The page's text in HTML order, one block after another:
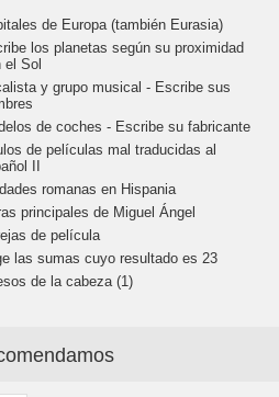
de Europa (también Eurasia)
los planetas según su proximidad
el Sol
y grupo musical - Escribe sus
de coches - Escribe su fabricante
de películas mal traducidas al
II
romanas en Hispania
principales de Miguel Ángel
de película
las sumas cuyo resultado es 23
de la cabeza (1)